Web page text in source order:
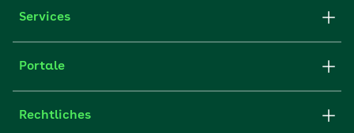
Services
Portale
Rechtliches